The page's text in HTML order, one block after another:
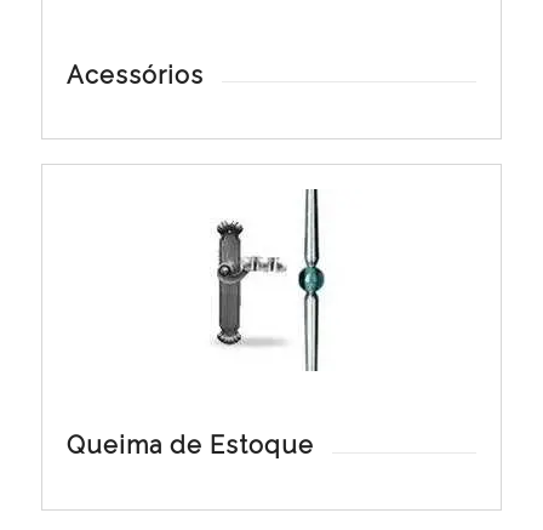
Acessórios
Queima de Estoque